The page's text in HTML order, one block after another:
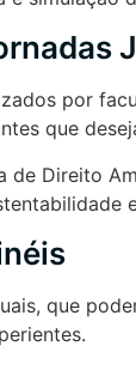
por
que
de Direito
que